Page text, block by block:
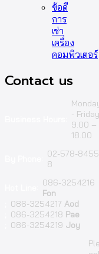
ข้อดี
การ
เช่า
เครื่อง
คอมพิวเตอร์
Contact us
- Friday
9.00 –
18.00
02-578-
8
086-3254216
Fon
086-3254217 Aod
086-3254218 Pae
086-3254219 Joy